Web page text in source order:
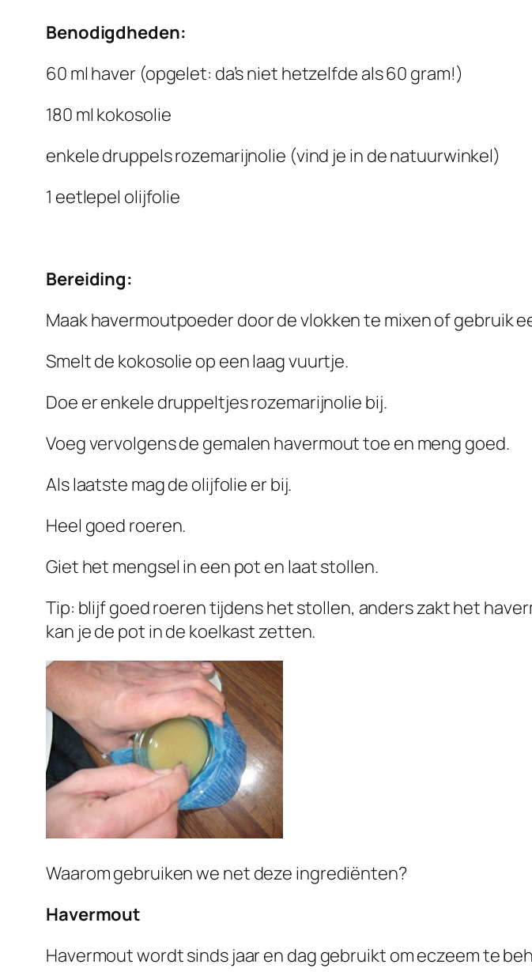
Benodigdheden:
60 ml haver (opgelet: da’s niet hetzelfde als 60 gram!)
180 ml kokosolie
enkele druppels rozemarijnolie (vind je in de natuurwinkel)
1 eetlepel olijfolie
Bereiding:
Maak havermoutpoeder door de vlokken te mixen of gebruik
Smelt de kokosolie op een laag vuurtje.
Doe er enkele druppeltjes rozemarijnolie bij.
Voeg vervolgens de gemalen havermout toe en meng goed.
Als laatste mag de olijfolie er bij.
Heel goed roeren.
Giet het mengsel in een pot en laat stollen.
Tip: blijf goed roeren tijdens het stollen, anders zakt het
kan je de pot in de koelkast zetten.
Waarom gebruiken we net deze ingrediënten?
Havermout
Havermout wordt sinds jaar en dag gebruikt om eczeem te